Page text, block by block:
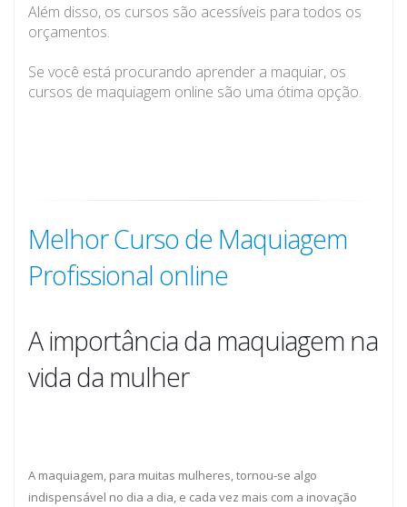
Além disso, os cursos são acessíveis para todos os
orçamentos.
Se você está procurando aprender a maquiar, os
cursos de maquiagem online são uma ótima opção.
Melhor Curso de Maquiagem
Profissional online
A importância da maquiagem na
vida da mulher
A maquiagem, para muitas mulheres, tornou-se algo
indispensável no dia a dia, e cada vez mais com a inovação